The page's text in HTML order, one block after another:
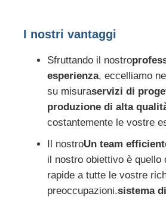
I nostri vantaggi
Sfruttando il nostro
esperienza, eccelliamo
su misuraservizi di
produzione di alta
costantemente le vostre
Il nostroUn team
il nostro obiettivo è quello
rapide a tutte le vostre
preoccupazioni.sistema